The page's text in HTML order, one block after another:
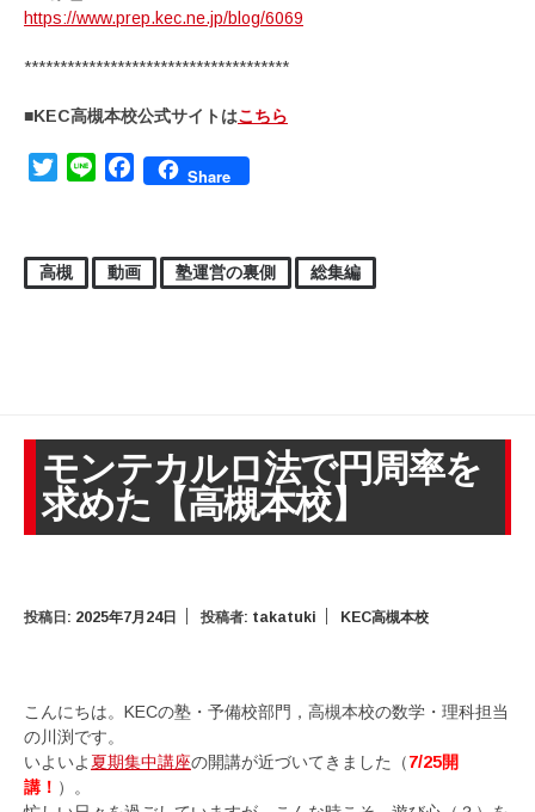
https://www.prep.kec.ne.jp/blog/6069
*************************************
■KEC高槻本校公式サイトはこちら
TwitterLine FacebookShare
高槻 動画 塾運営の裏側 総集編
モンテカルロ法で円周率を
求めた【高槻本校】
投稿日: 2025年7月24日 投稿者: takatuki KEC高槻本校
こんにちは。KECの塾・予備校部門，高槻本校の数学・理科担当
の川渕です。
いよいよ 夏期集中講座の開講が近づいてきました（7/25開
講！ ）。